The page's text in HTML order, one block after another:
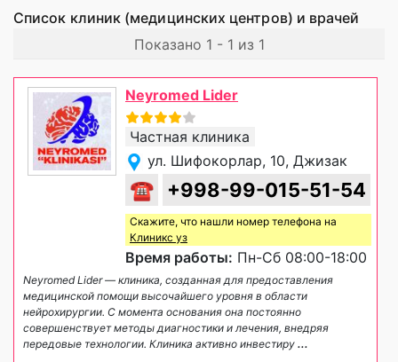
Список клиник (медицинских центров) и врачей
Показано 1 - 1 из 1
Neyromed Lider
Частная клиника
ул. Шифокорлар, 10, Джизак
☎ +998-99-015-51-54
Скажите, что нашли номер телефона на
Клиникс уз
Время работы: Пн-Сб 08:00-18:00
Neyromed Lider — клиника, созданная для предоставления
медицинской помощи высочайшего уровня в области
нейрохирургии. С момента основания она постоянно
совершенствует методы диагностики и лечения, внедряя
передовые технологии. Клиника активно инвестиру ...